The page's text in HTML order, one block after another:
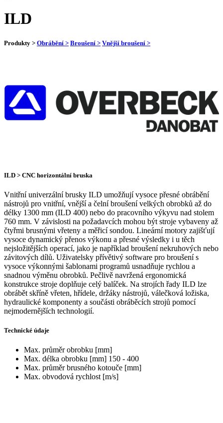
ILD
Produkty > Obrábění > Broušení > Vnější broušení >
ILD > CNC horizontální bruska
Vnitřní univerzální brusky ILD umožňují vysoce přesné obrábění
nástrojů pro vnitřní, vnější a čelní broušení velkých obrobků až do
délky 1300 mm (ILD 400) nebo do pracovního výkyvu nad stolem
760 mm. V závislosti na požadavcích mohou být stroje vybaveny až
čtyřmi brusnými vřeteny a měřicí sondou. Lineární motory zajišťují
vysoce dynamický přenos výkonu a přesné výsledky i u těch
nejsložitějších operací, jako je například broušení nekruhových nebo
závitových dílů. Uživatelsky přívětivý software pro broušení s
vysoce výkonnými šablonami programů usnadňuje rychlou a
snadnou výměnu obrobků. Pečlivě navržená ergonomická
konstrukce stroje doplňuje celý balíček. Na strojích řady ILD lze
obrábět skříně vřeten, hřídele, držáky nástrojů, válečková ložiska,
hydraulické komponenty a součásti obráběcích strojů pomocí
nejmodernějších technologií.
Technické údaje
Max. průměr obrobku [mm]
Max. délka obrobku [mm] 150 - 400
Max. průměr brusného kotouče [mm]
Max. obvodová rychlost [m/s]